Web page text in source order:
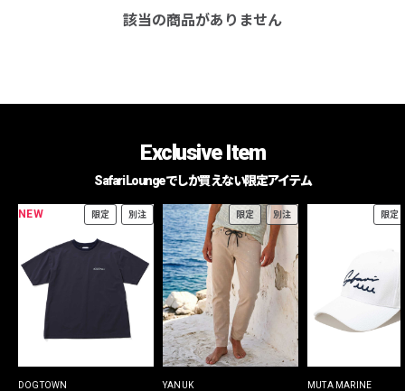
該当の商品がありません
Exclusive Item
Safari Loungeでしか買えない限定アイテム
NEW 限定 別注
DOGTOWN
限定 別注
YANUK
限定
MUTA MARINE